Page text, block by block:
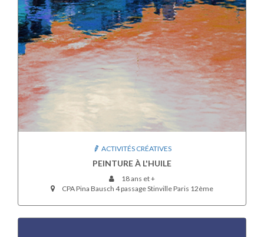
ACTIVITÉS CRÉATIVES
PEINTURE À L'HUILE
18 ans et +
CPA Pina Bausch 4 passage Stinville Paris 12ème